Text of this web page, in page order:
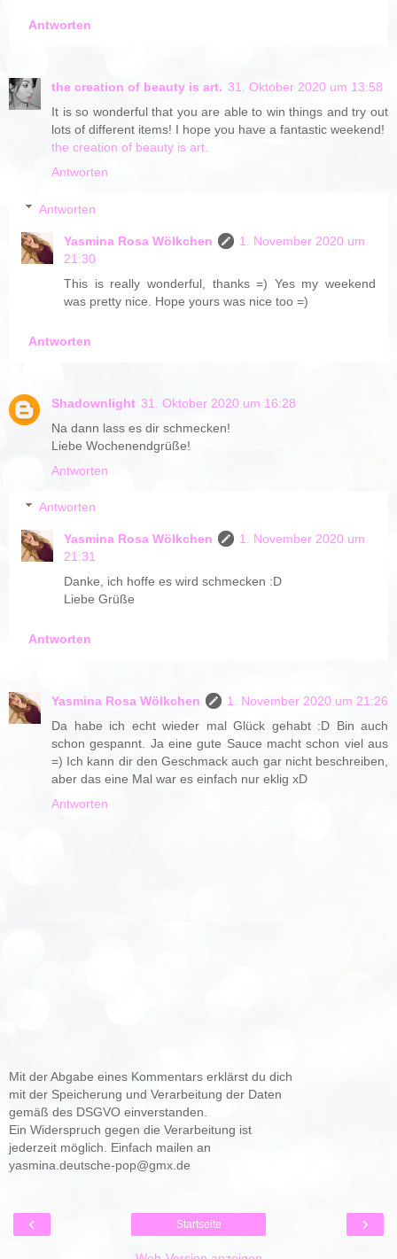
Antworten
the creation of beauty is art. 31. Oktober 2020 um 13:58
It is so wonderful that you are able to win things and try out
lots of different items! I hope you have a fantastic weekend!
the creation of beauty is art.
Antworten
Antworten
Yasmina Rosa Wölkchen
1. November 2020 um
21:30
This is really wonderful, thanks =) Yes my weekend
was pretty nice. Hope yours was nice too =)
Antworten
Shadownlight 31. Oktober 2020 um 16:28
Na dann lass es dir schmecken!
Liebe Wochenendgrüße!
Antworten
Antworten
Yasmina Rosa Wölkchen
1. November 2020 um
21:31
Danke, ich hoffe es wird schmecken :D
Liebe Grüße
Antworten
Yasmina Rosa Wölkchen
1. November 2020 um 21:26
Da habe ich echt wieder mal Glück gehabt :D Bin auch
schon gespannt. Ja eine gute Sauce macht schon viel aus
=) Ich kann dir den Geschmack auch gar nicht beschreiben,
aber das eine Mal war es einfach nur eklig xD
Antworten
Mit der Abgabe eines Kommentars erklärst du dich
mit der Speicherung und Verarbeitung der Daten
gemäß des DSGVO einverstanden.
Ein Widerspruch gegen die Verarbeitung ist
jederzeit möglich. Einfach mailen an
yasmina.deutsche-pop@gmx.de
‹ ›
Startseite